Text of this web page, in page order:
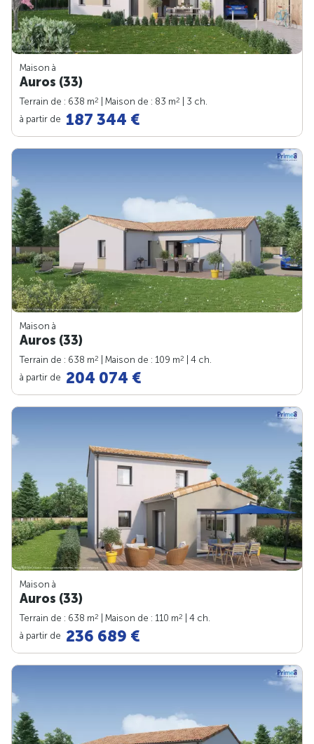
Maison à
Auros (33)
Terrain de : 638 m2 | Maison de : 83 m2
| 3 ch.
à partir de 187 344 €
Maison à
Auros (33)
Terrain de : 638 m2 | Maison de : 109 m2
| 4 ch.
à partir de 204 074 €
Maison à
Auros (33)
Terrain de : 638 m2 | Maison de : 110 m2
| 4 ch.
à partir de 236 689 €